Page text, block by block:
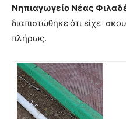
Νηπιαγωγείο Νέας
διαπιστώθηκεότι είχε
πλήρως.